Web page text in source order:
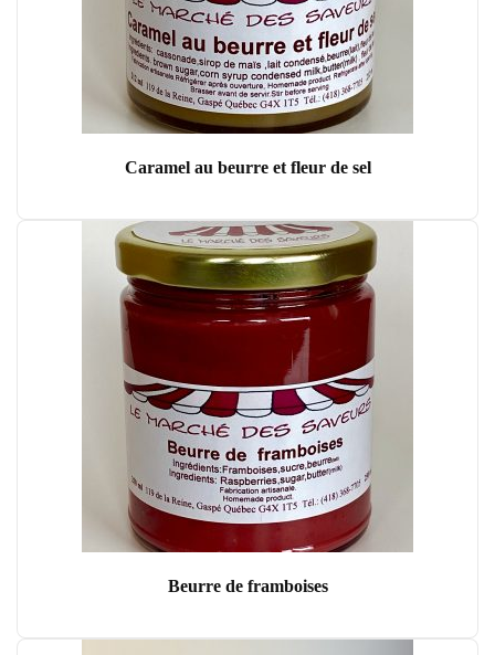
Caramel au beurre et fleur de sel
Beurre de framboises